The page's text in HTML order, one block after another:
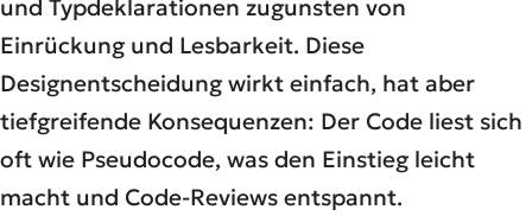
und Typdeklarationen zugunsten von
Einrückung und Lesbarkeit. Diese
Designentscheidung wirkt einfach, hat aber
tiefgreifende Konsequenzen: Der Code liest sich
oft wie Pseudocode, was den Einstieg leicht
macht und Code-Reviews entspannt.